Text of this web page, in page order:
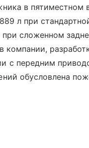
в пятиместном
л при
сложенном
компании,
с передним
обусловлена